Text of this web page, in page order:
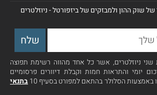
שוק ההון ולמבזקים של ביזפורטל - ניוזלטרים
ניוזלטרים, אשר כל אחד מהווה רשימת תפוצה
יומי והתראות חמות וקבלת דיוורים פרסומיים
באמצעות הסלולר בהתאם למפורט בסעיף 10
בתנאי